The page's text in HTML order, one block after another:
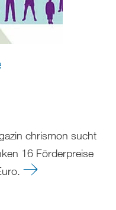
chrismon sucht
16 Förderpreise